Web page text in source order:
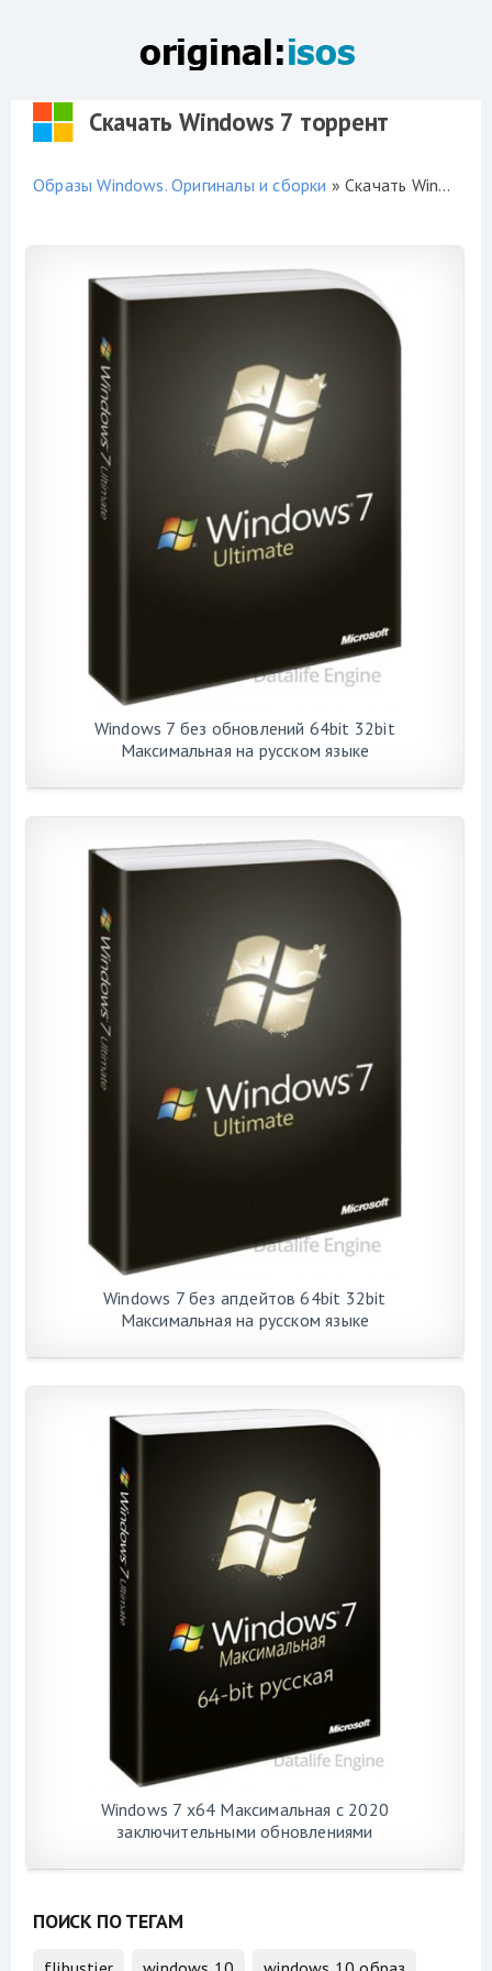
Скачать Windows 7 торрент
Образы Windows. Оригиналы и сборки » Скачать Windows 7 торрент
Windows 7 без обновлений 64bit 32bit
Максимальная на русском языке
Windows 7 без апдейтов 64bit 32bit
Максимальная на русском языке
Windows 7 x64 Максимальная с 2020
заключительными обновлениями
ПОИСК ПО ТЕГАМ